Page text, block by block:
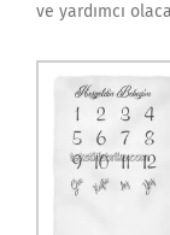
ve yardımcı